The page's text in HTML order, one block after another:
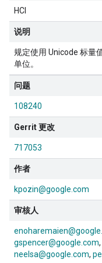
HCI
说明
规定使用 Unicode 标量
单位。
问题
108240
Gerrit 更改
717053
作者
kpozin@google.com
审核人
gspencer@google.com
neelsa@google.com